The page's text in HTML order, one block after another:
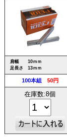
肩幅 10ｍｍ
足長さ 13ｍｍ
100本組 50円
在庫数:8個